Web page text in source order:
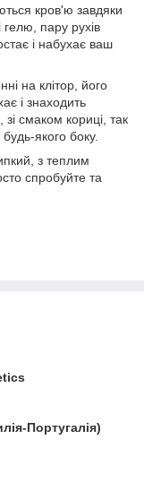
кров'ю завдяки
гелю, пару рухів
і набухає ваш
на клітор, його
і знаходить
зі смаком кориці, так
якого боку.
з теплим
спробуйте та
Португалія)